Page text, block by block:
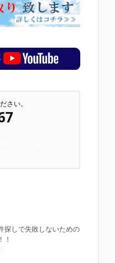
さい。
探しで失敗しないための
！